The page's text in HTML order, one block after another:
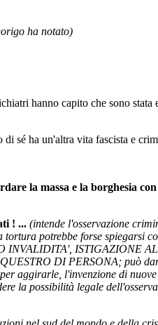
ha notato)
hanno capito che sono
sé ha un'altra vita fascista e
la massa e la borghesia
! ... (intende l'osservazione
potrebbe forse spiegarsi
INVALIDITA', ISTIGAZIONE
DI PERSONA; può
aggirarle, l'invenzione di
la possibilità legale